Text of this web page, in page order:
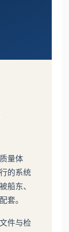
量体
的系统
船东、
套。
件与检